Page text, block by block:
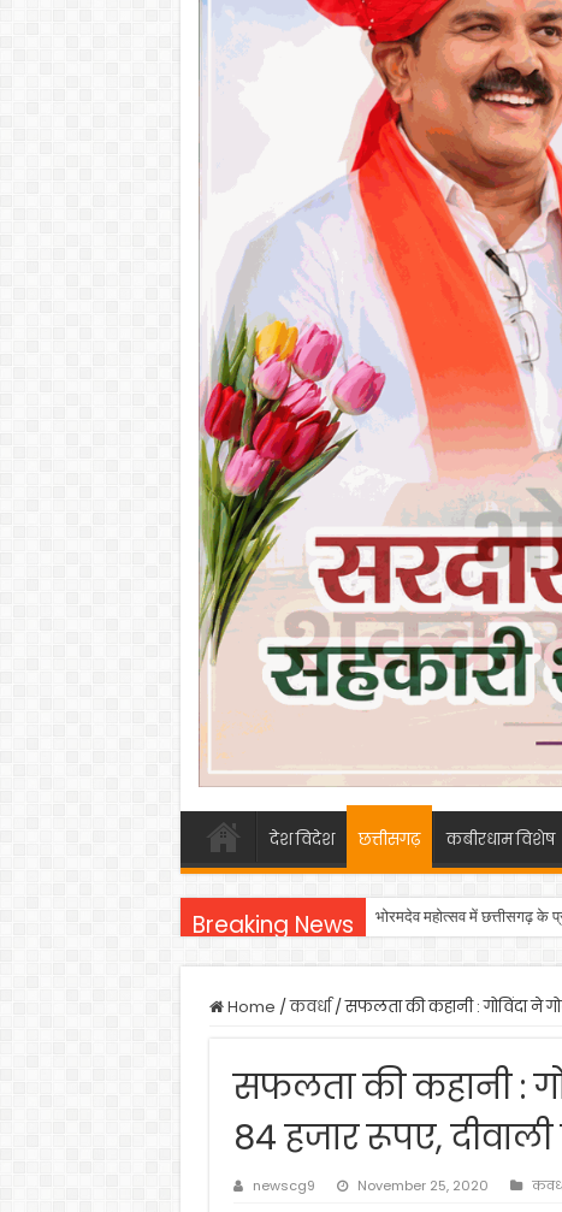
देश विदेश छत्तीसगढ़ कबीरधाम विशेष
Breaking News भोरमदेव महोत्सव में छत्तीसगढ़ के
Home /कवर्धा/सफलता की कहानी : गोविंदा ने
सफलता की कहानी :
84 हजार रूपए,
newscg9 November 25, 2020